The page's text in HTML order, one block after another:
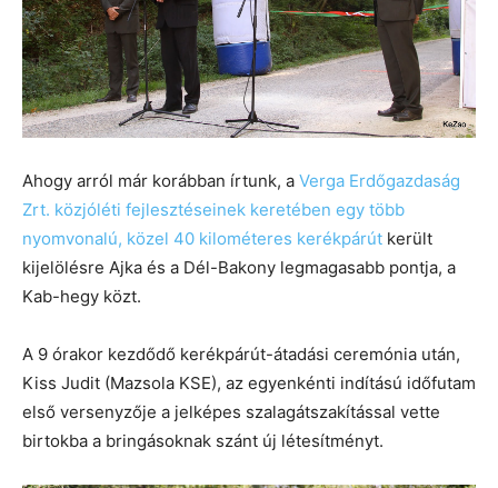
Ahogy arról már korábban írtunk, a Verga Erdőgazdaság
Zrt. közjóléti fejlesztéseinek keretében egy több
nyomvonalú, közel 40 kilométeres kerékpárút került
kijelölésre Ajka és a Dél-Bakony legmagasabb pontja, a
Kab-hegy közt.
A 9 órakor kezdődő kerékpárút-átadási ceremónia után,
Kiss Judit (Mazsola KSE), az egyenkénti indítású időfutam
első versenyzője a jelképes szalagátszakítással vette
birtokba a bringásoknak szánt új létesítményt.